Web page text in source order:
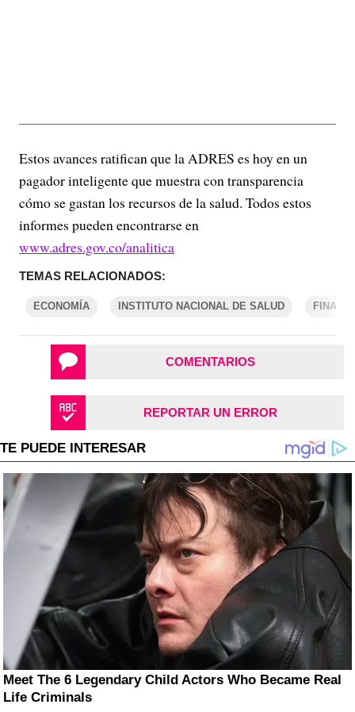
Estos avances ratifican que la ADRES es hoy en un
pagador inteligente que muestra con transparencia
cómo se gastan los recursos de la salud. Todos estos
informes pueden encontrarse en
www.adres.gov.co/analitica
TEMAS RELACIONADOS:
ECONOMÍA INSTITUTO NACIONAL DE SALUD
COMENTARIOS
REPORTAR UN ERROR